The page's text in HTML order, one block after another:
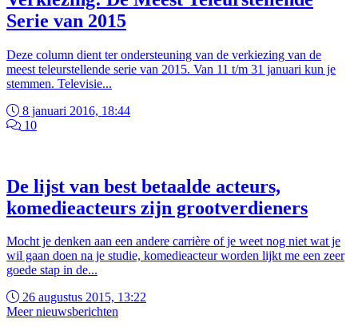
Serie van 2015
Deze column dient ter ondersteuning van de verkiezing van de
meest teleurstellende serie van 2015. Van 11 t/m 31 januari kun je
stemmen. Televisie...
8 januari 2016, 18:44
10
De lijst van best betaalde acteurs,
komedieacteurs zijn grootverdieners
Mocht je denken aan een andere carrière of je weet nog niet wat je
wil gaan doen na je studie, komedieacteur worden lijkt me een zeer
goede stap in de...
26 augustus 2015, 13:22
Meer nieuwsberichten